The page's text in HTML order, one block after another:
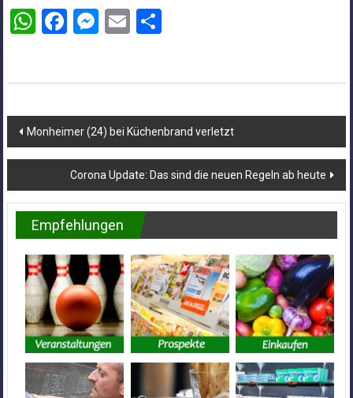
WhatsApp
Facebook
Messenger
EmailTeilen
Beitragsnavigation
Monheimer (24) bei Küchenbrand verletzt
Corona Update: Das sind die neuen Regeln ab heute
Empfehlungen